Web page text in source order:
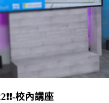
校內講座